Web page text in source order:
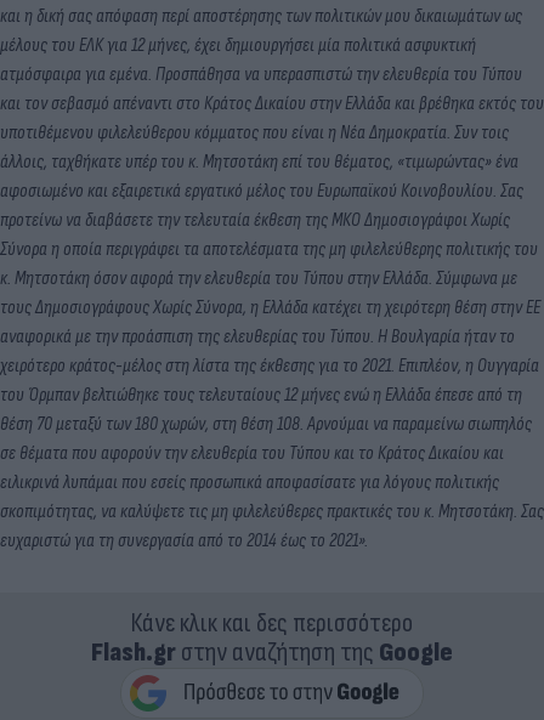
και η δική σας απόφαση περί αποστέρησης των πολιτικών μου δικαιωμάτων ως
μέλους του ΕΛΚ για 12 μήνες, έχει δημιουργήσει μία πολιτικά ασφυκτική
ατμόσφαιρα για εμένα. Προσπάθησα να υπερασπιστώ την ελευθερία του Τύπου
και τον σεβασμό απέναντι στο Κράτος Δικαίου στην Ελλάδα και βρέθηκα εκτός του
υποτιθέμενου φιλελεύθερου κόμματος που είναι η Νέα Δημοκρατία. Συν τοις
άλλοις, ταχθήκατε υπέρ του κ. Μητσοτάκη επί του θέματος, «τιμωρώντας» ένα
αφοσιωμένο και εξαιρετικά εργατικό μέλος του Ευρωπαϊκού Κοινοβουλίου. Σας
προτείνω να διαβάσετε την τελευταία έκθεση της ΜΚΟ Δημοσιογράφοι Χωρίς
Σύνορα η οποία περιγράφει τα αποτελέσματα της μη φιλελεύθερης πολιτικής του
κ. Μητσοτάκη όσον αφορά την ελευθερία του Τύπου στην Ελλάδα. Σύμφωνα με
τους Δημοσιογράφους Χωρίς Σύνορα, η Ελλάδα κατέχει τη χειρότερη θέση στην ΕΕ
αναφορικά με την προάσπιση της ελευθερίας του Τύπου. Η Βουλγαρία ήταν το
χειρότερο κράτος-μέλος στη λίστα της έκθεσης για το 2021. Επιπλέον, η Ουγγαρία
του Όρμπαν βελτιώθηκε τους τελευταίους 12 μήνες ενώ η Ελλάδα έπεσε από τη
θέση 70 μεταξύ των 180 χωρών, στη θέση 108. Αρνούμαι να παραμείνω σιωπηλός
σε θέματα που αφορούν την ελευθερία του Τύπου και το Κράτος Δικαίου και
ειλικρινά λυπάμαι που εσείς προσωπικά αποφασίσατε για λόγους πολιτικής
σκοπιμότητας, να καλύψετε τις μη φιλελεύθερες πρακτικές του κ. Μητσοτάκη. Σας
ευχαριστώ για τη συνεργασία από το 2014 έως το 2021».
Κάνε κλικ και δες περισσότερο
Flash.grστην αναζήτηση της Google